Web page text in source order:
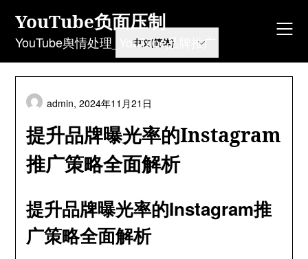
content
YouTube负面压制
YouTube舆情处理_YouTube品牌推广
提升品牌曝光率的Instagram
推广策略全面解析
admin,2024年11月21日
提升品牌曝光率的Instagram推
广策略全面解析